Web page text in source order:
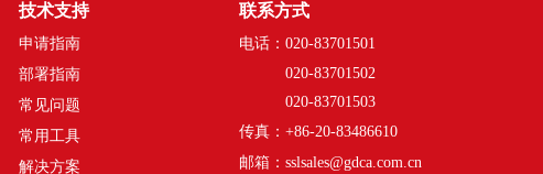
技术支持
申请指南
部署指南
常见问题
常用工具
解决方案
联系方式
电话：020-83701501
020-83701502
020-83701503
传真：+86-20-83486610
邮箱：sslsales@gdca.com.cn